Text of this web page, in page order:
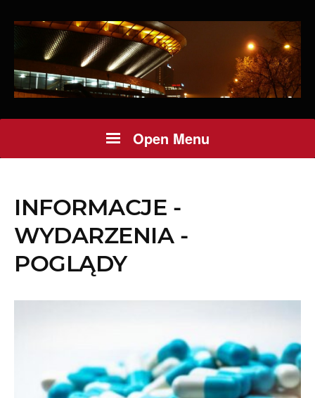
Open Menu
INFORMACJE -
WYDARZENIA -
POGLĄDY